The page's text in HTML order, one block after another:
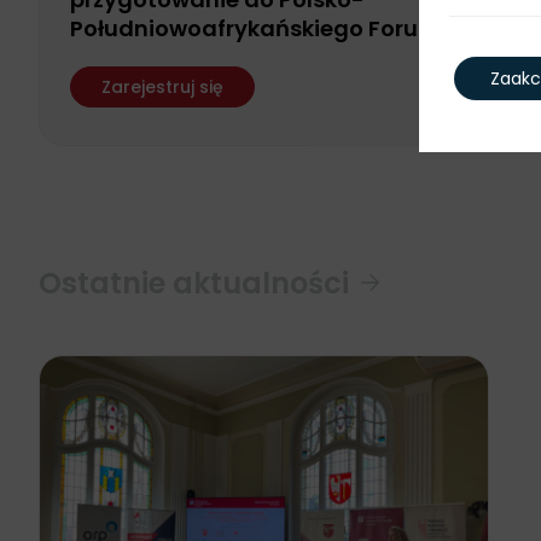
Południowoafrykańskiego Forum
Zarejestruj się